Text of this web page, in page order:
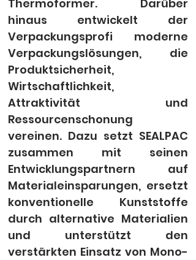
Thermoformer. Darüber
hinaus entwickelt der
Verpackungsprofi moderne
Verpackungslösungen, die
Produktsicherheit,
Wirtschaftlichkeit,
Attraktivität und
Ressourcenschonung
vereinen. Dazu setzt SEALPAC
zusammen mit seinen
Entwicklungspartnern auf
Materialeinsparungen, ersetzt
konventionelle Kunststoffe
durch alternative Materialien
und unterstützt den
verstärkten Einsatz von Mono-